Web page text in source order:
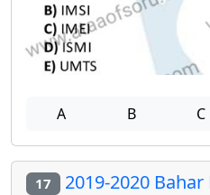
A B C
17 2019-2020